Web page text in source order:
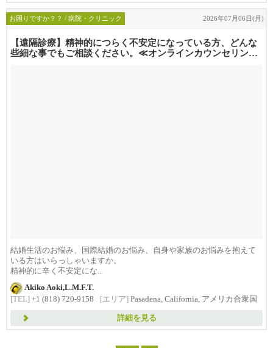
お困りですか？？ / 病院・クリニック 2026年07月06日(月)
【遠隔診療】精神的につらく不安定になっている方、どんな
些細な事でもご相談ください。≪オンラインカウンセリング
結婚生活のお悩み、国際結婚のお悩み、自身や家族のお悩みを抱えて
いる方はいらっしゃいますか。
精神的に辛く不安定にな...
Akiko Aoki,L.M.F.T.
[TEL] +1 (818) 720-9158 [エリア] Pasadena, California, アメリカ合衆国
詳細を見る